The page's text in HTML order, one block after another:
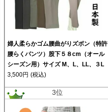
婦人柔らかゴム腰曲がりズボン（特許
腰らくパンツ）股下５８cm（オール
シーズン用）サイズ M、L、LL、３L
3,500円 (税込)
3位